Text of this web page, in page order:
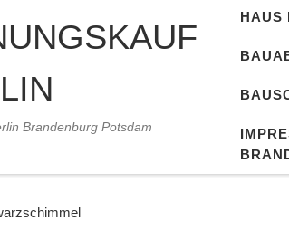
Brandenburg Potsdam
HAUS